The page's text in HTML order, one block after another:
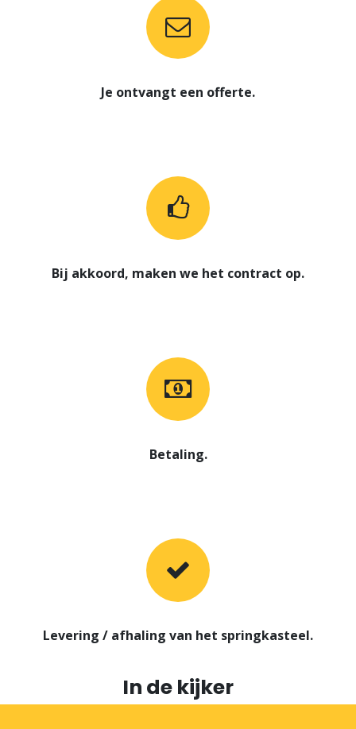
Je ontvangt een offerte.
Bij akkoord, maken we het contract op.
Betaling.
Levering / afhaling van het springkasteel.
In de kijker